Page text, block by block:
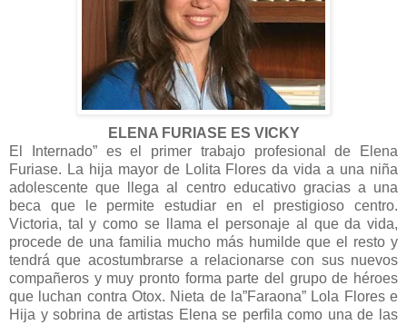
ELENA FURIASE ES VICKY
El Internado” es el primer trabajo profesional de Elena
Furiase. La hija mayor de Lolita Flores da vida a una niña
adolescente que llega al centro educativo gracias a una
beca que le permite estudiar en el prestigioso centro.
Victoria, tal y como se llama el personaje al que da vida,
procede de una familia mucho más humilde que el resto y
tendrá que acostumbrarse a relacionarse con sus nuevos
compañeros y muy pronto forma parte del grupo de héroes
que luchan contra Otox. Nieta de la”Faraona” Lola Flores e
Hija y sobrina de artistas Elena se perfila como una de las